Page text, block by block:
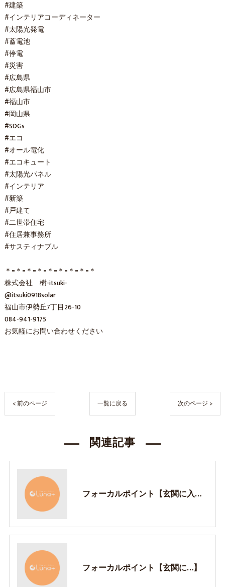
#建築
#インテリアコーディネーター
#太陽光発電
#蓄電池
#停電
#災害
#広島県
#広島県福山市
#福山市
#岡山県
#SDGs
#エコ
#オール電化
#エコキュート
#太陽光パネル
#インテリア
#新築
#戸建て
#二世帯住宅
#住居兼事務所
#サスティナブル
＊=＊=＊=＊=＊=＊=＊=＊=＊
株式会社 樹-itsuki-
@itsuki0918solar
福山市伊勢丘7丁目26-10
084-941-9175
お気軽にお問い合わせください
< 前のページ 一覧に戻る 次のページ >
関連記事
フォーカルポイント【玄関に入ると…♡】
フォーカルポイント【玄関に…】